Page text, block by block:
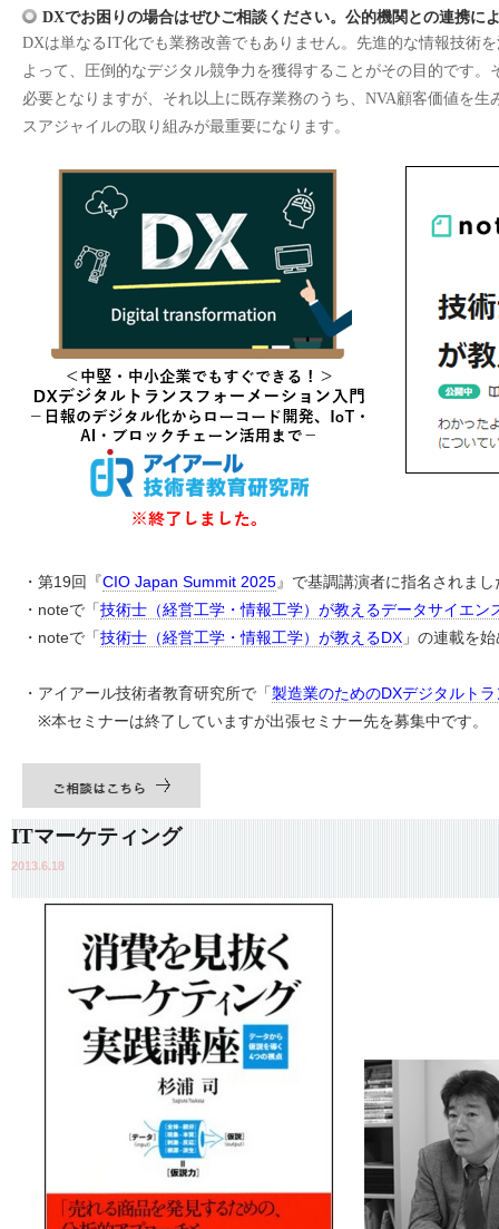
DXでお困りの場合はぜひご相談ください。公的機関との連携に
DXは単なるIT化でも業務改善でもありません。先進的な情報技術
よって、圧倒的なデジタル競争力を獲得することがその目的です
必要となりますが、それ以上に既存業務のうち、NVA顧客価値を
スアジャイルの取り組みが最重要になります。
・第19回『CIO Japan Summit 2025』で基調講演者に指名されまし
・noteで「技術士（経営工学・情報工学）が教えるデータサイエン
・noteで「技術士（経営工学・情報工学）が教えるDX 」の連載を
・アイアール技術者教育研究所で「製造業のためのDXデジタルト
※本セミナーは終了していますが出張セミナー先を募集中です。
ITマーケティング
2013.6.18